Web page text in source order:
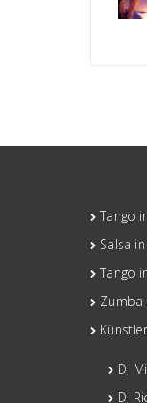
Tango
Salsa
Tango
Zumba
Künstler
DJ
DJ